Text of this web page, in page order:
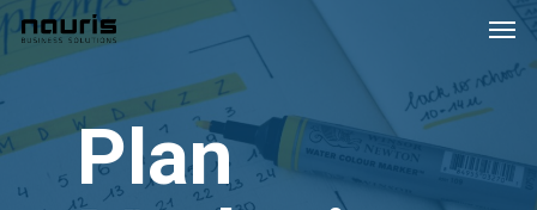
Skip
main
content
Plan